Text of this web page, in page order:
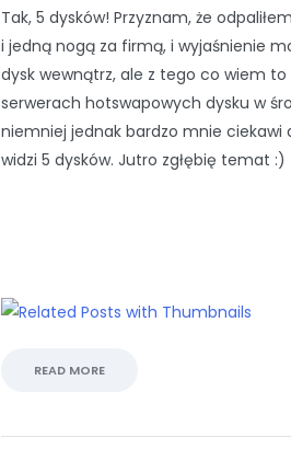
Tak, 5 dysków! Przyznam, że
i jedną nogą za firmą, i wyjaśnienie
dysk wewnątrz, ale z tego co wiem
serwerach hotswapowych dysku w
niemniej jednak bardzo mnie ciekawi
widzi 5 dysków. Jutro zgłębię temat :)
READ MORE